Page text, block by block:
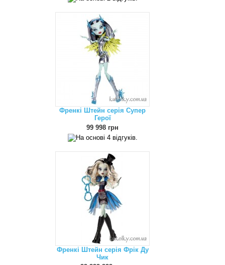
Френкі Штейн серія Супер
Герої
99 998 грн
Френкі Штейн серія Фрік Ду
Чик